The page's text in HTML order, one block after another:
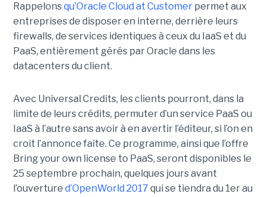
Rappelonsqu’Oracle Cloud at Customerpermet aux
entreprises de disposer en interne, derrière leurs
firewalls, de services identiques à ceux du IaaS et du
PaaS, entièrement gérés par Oracle dans les
datacenters du client.
Avec Universal Credits, les clients pourront, dans la
limite de leurs crédits, permuter d’un service PaaS ou
IaaS à l’autre sans avoir à en avertir l’éditeur, si l’on en
croit l’annonce faite. Ce programme, ainsi que l’offre
Bring your own license to PaaS, seront disponibles le
25 septembre prochain, quelques jours avant
l’ouverture d’OpenWorld 2017 qui se tiendra du 1er au